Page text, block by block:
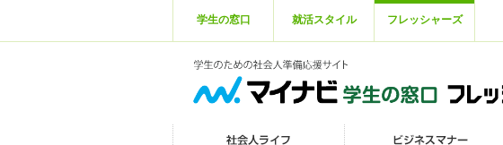
学生の窓口 就活スタイル フレッシャーズ